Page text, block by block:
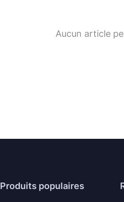
Aucun article
Produits populaires